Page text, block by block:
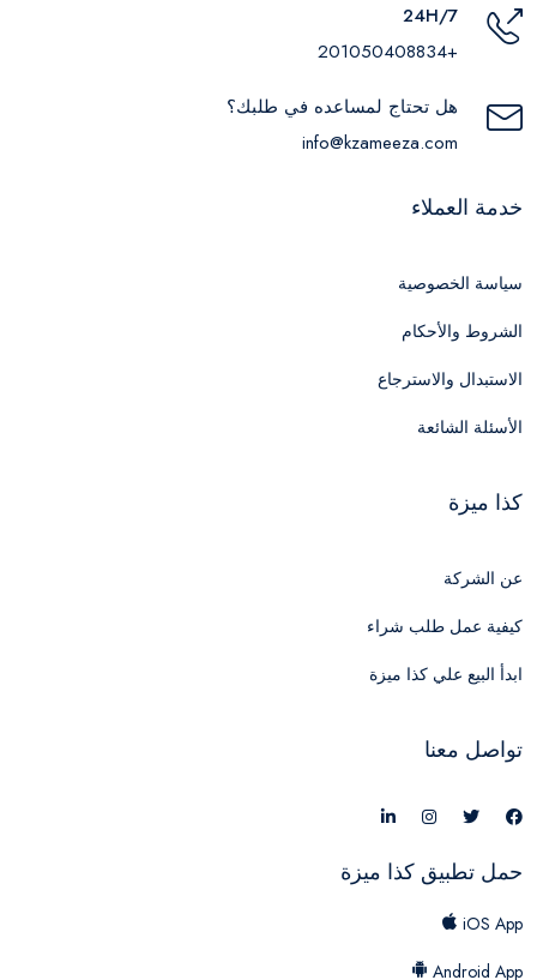
24H/7
+201050408834
هل تحتاج لمساعده في طلبك؟
info@kzameeza.com
خدمة العملاء
سياسة الخصوصية
الشروط والأحكام
الاستبدال والاسترجاع
الأسئلة الشائعة
كذا ميزة
عن الشركة
كيفية عمل طلب شراء
ابدأ البيع علي كذا ميزة
تواصل معنا
حمل تطبيق كذا ميزة
iOS App
Android App